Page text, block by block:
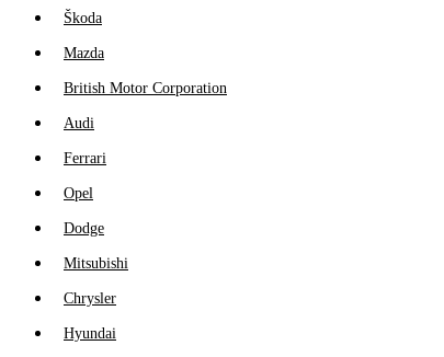
Škoda
Mazda
British Motor Corporation
Audi
Ferrari
Opel
Dodge
Mitsubishi
Chrysler
Hyundai